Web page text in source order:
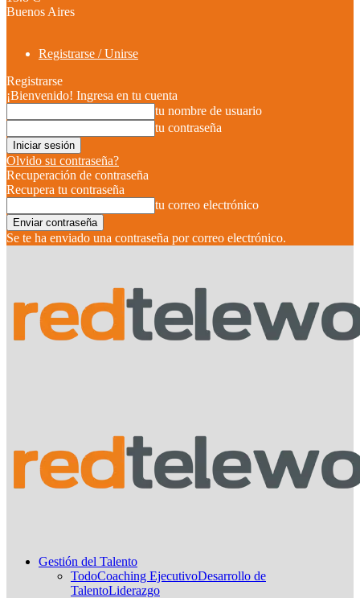
Buenos Aires
Registrarse / Unirse
Registrarse
¡Bienvenido! Ingresa en tu cuenta
tu nombre de usuario
tu contraseña
Olvido su contraseña?
Recuperación de contraseña
Recupera tu contraseña
tu correo electrónico
Se te ha enviado una contraseña por correo electrónico.
Gestión del Talento
TodoCoaching EjecutivoDesarrollo de
TalentoLiderazgo